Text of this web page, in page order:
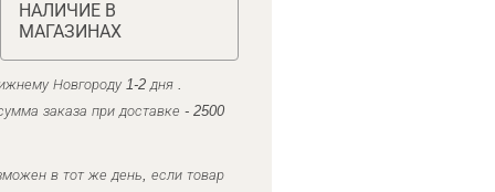
НАЛИЧИЕ В
МАГАЗИНАХ
Новгороду 1-2 дня .
заказа при доставке - 2500
в тот же день, если товар